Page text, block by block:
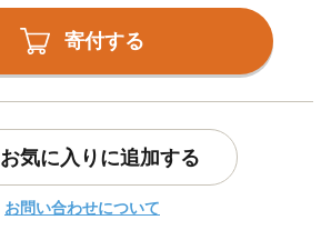
寄付する
お気に入りに追加する
お問い合わせについて